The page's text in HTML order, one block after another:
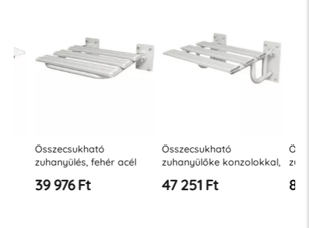
Összecsukható
zuhanyülés, fehér acél
39 976 Ft
Összecsukható
zuhanyülőke konzolokkal,
47 251 Ft 86